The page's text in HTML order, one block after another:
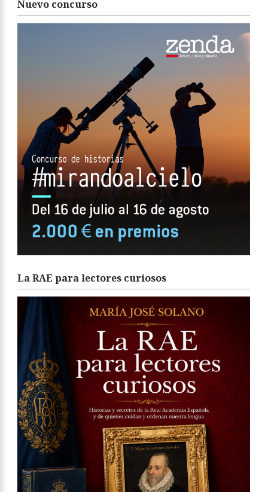
Nuevo concurso
La RAE para lectores curiosos